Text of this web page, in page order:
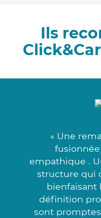
Ils
« Une
empathique .
structure qui
bienfaisant
définition
sont